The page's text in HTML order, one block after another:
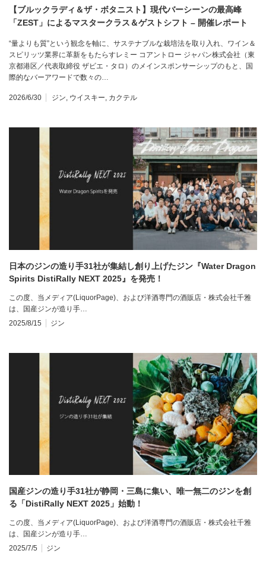
【ブルックラディ＆ザ・ボタニスト】現代バーシーンの最高峰
「ZEST」によるマスタークラス＆ゲストシフト – 開催レポート
“量よりも質”という観念を軸に、サステナブルな栽培法を取り入れ、ワイン＆
スピリッツ業界に革新をもたらすレミー コアントロー ジャパン株式会社（東
京都港区／代表取締役 ザビエ・タロ）のメインスポンサーシップのもと、国
際的なバーアワードで数々の…
2026/6/30 ジン, ウイスキー, カクテル
日本のジンの造り手31社が集結し創り上げたジン『Water Dragon
Spirits DistiRally NEXT 2025』を発売！
この度、当メディア(LiquorPage)、および洋酒専門の酒販店・株式会社千雅
は、国産ジンが造り手…
2025/8/15
ジン
国産ジンの造り手31社が静岡・三島に集い、唯一無二のジンを創
る「DistiRally NEXT 2025」始動！
この度、当メディア(LiquorPage)、および洋酒専門の酒販店・株式会社千雅
は、国産ジンが造り手…
2025/7/5
ジン